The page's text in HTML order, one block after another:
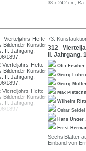
38 x 24,2 cm,
73.
312
II. Jahrgang.
Otto Fischer
Georg
Georg
Max
Wilhelm
Oskar Seidel
Hans Unger
Ernst
Sechs Blätter
Einband von